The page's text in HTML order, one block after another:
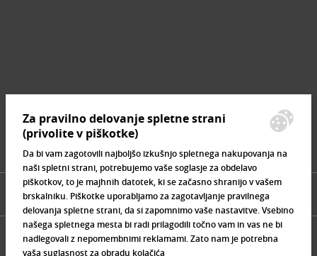
Znamke, ki se prodajajo
Za pravilno delovanje spletne strani
(privolite v piškotke)
Da bi vam zagotovili najboljšo izkušnjo spletnega nakupovanja na
naši spletni strani, potrebujemo vaše soglasje za obdelavo
piškotkov, to je majhnih datotek, ki se začasno shranijo v vašem
brskalniku. Piškotke uporabljamo za zagotavljanje pravilnega
delovanja spletne strani, da si zapomnimo vaše nastavitve. Vsebino
našega spletnega mesta bi radi prilagodili točno vam in vas ne bi
nadlegovali z nepomembnimi reklamami. Zato nam je potrebna
vaša suglasnost za obradu kolačića